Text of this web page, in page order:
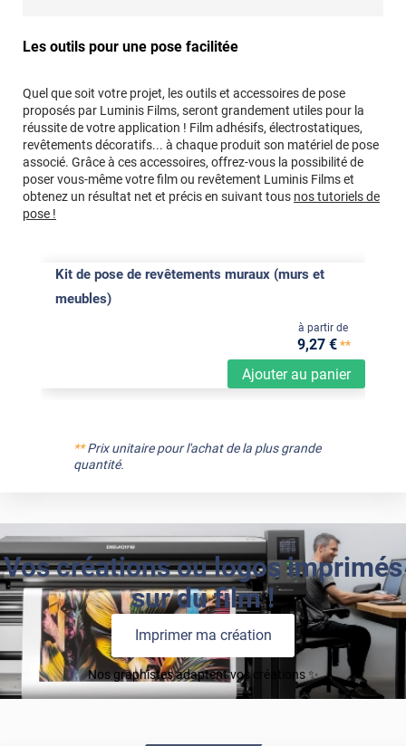
Les outils pour une pose facilitée
Quel que soit votre projet, les outils et accessoires de pose
proposés par Luminis Films, seront grandement utiles pour la
réussite de votre application ! Film adhésifs, électrostatiques,
revêtements décoratifs... à chaque produit son matériel de pose
associé. Grâce à ces accessoires, offrez-vous la possibilité de
poser vous-même votre film ou revêtement Luminis Films et
obtenez un résultat net et précis en suivant tous nos tutoriels de
pose !
Kit de pose de revêtements muraux (murs et
meubles)
Ajouter au panier
à partir de
9,27 €**
**Prix unitaire pour l'achat de la plus grande
quantité.
Vos créations ou logos imprimés
sur du film !
Imprimer ma création
Nos graphistes adaptent vos créations ✨